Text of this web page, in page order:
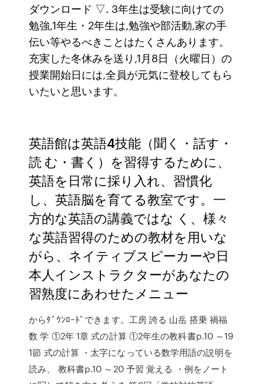
ダウンロード ▽. 3年生は受験に向けての
勉強,1年生・2年生は,勉強や部活動,家の手
伝い等やるべきことはたくさんあります。
充実した冬休みを送り,1月8日（火曜日）の
授業開始日には,全員が元気に登校してもら
いたいと思います。
英語館は英語4技能（聞く・話す・
読 む・書く）を習得するために、
英語を日常に採り入れ、習慣化
し、英語脳を育てる教室です。一
方的な英語の講義ではな く、様々
な英語習得のための教材を用いな
がら、ネイティブスピーカーや日
本人インストラクターがあなたの
習熟度にあわせたメニュー
からﾀﾞｳﾝﾛｰﾄﾞできます。工房 誇る 山岳 搭乗 禍福
数 学 ①2年 1章 式の計算 ①2年生の教科書p.10 ～19
1節 式の計算 ・太字になっている数学用語の説明を
読み、 教科書p.10 ～20 予習 覚える ・例をノート